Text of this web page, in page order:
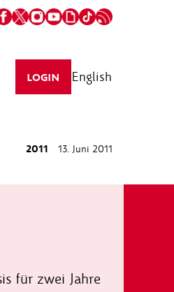
LOGIN English
2011 13. Juni 2011
für zwei Jahre